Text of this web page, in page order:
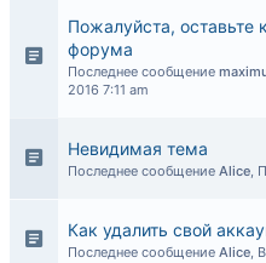
Пожалуйста, оставьте
форума
Последнее сообщение
2016 7:11 am
Невидимая тема
Последнее сообщение Alice,
Как удалить свой
Последнее сообщение Alice,